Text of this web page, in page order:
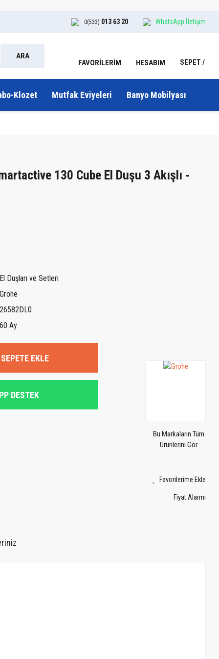
0(533) 013 63 20 WhatsApp İletişim
ARA
FAVORİLERİM HESABIM SEPET
Klozet Mutfak Eviyeleri Banyo Mobilyası
130 Cube El Duşu 3 Akışlı -
El Duşları ve Setleri
Grohe
26582DL0
60 Ay
SEPETE EKLE
DESTEK
Bu Markaların Tüm
Ürünlerini Gör
Fiyat Alarmı